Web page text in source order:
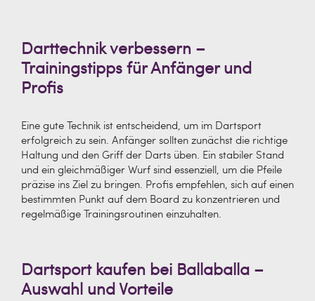
Darttechnik verbessern –
Trainingstipps für Anfänger und
Profis
Eine gute Technik ist entscheidend, um im Dartsport
erfolgreich zu sein. Anfänger sollten zunächst die richtige
Haltung und den Griff der Darts üben. Ein stabiler Stand
und ein gleichmäßiger Wurf sind essenziell, um die Pfeile
präzise ins Ziel zu bringen. Profis empfehlen, sich auf einen
bestimmten Punkt auf dem Board zu konzentrieren und
regelmäßige Trainingsroutinen einzuhalten.
Dartsport kaufen bei Ballaballa –
Auswahl und Vorteile